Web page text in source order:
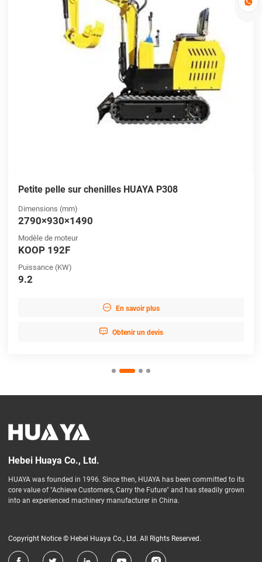

Petite pelle sur chenilles HUAYA P308
Dimensions (mm)
2790×930×1490
Modèle de moteur
KOOP 192F
Puissance (KW)
9.2
 En savoir plus
 Obtenir un devis
Hebei Huaya Co., Ltd.
HUAYA was founded in 1996. Since then, HUAYA has been committed to its
core value of "Achieve Customers, Carry the Future" and has steadily grown
into an experienced machinery manufacturer in China.
Copyright Notice © Hebei Huaya Co., Ltd. All Rights Reserved.